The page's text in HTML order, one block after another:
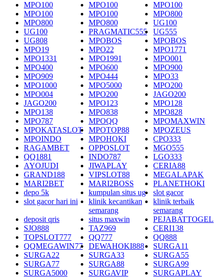
MPO100 MPO100
MPO100
MPO100
MPO100
MPO800
MPO800
MPO800
UG100
UG100
PRAGMATIC555
UG555
UG808
MPOBOS
MPOBOS
MPO19
MPO22
MPO1771
MPO1331
MPO1991
MPO001
MPO400
MPO600
MPO900
MPO909
MPO444
MPO33
MPO1000
MPO5000
MPO200
MPO004
MPO200
JAGO200
JAGO200
MPO123
MPO128
MPO138
MPO838
MPO828
MPO787
MPOQQ
MPOMAXWIN
MPOKATASLOT
MPOTOP88
MPOZEUS
MPOINDO
MPOHOKI
CPO333
RAGAMBET
OPPOSLOT
MGO555
QQ1881
INDO787
LGO333
AYOJUDI
JIWAPLAY
CERIA88
GRAND188
VIPSLOT88
MEGALAPAK
MARI2BET
MARI2BOSS
PLANETHOKI
depo 5k
kumpulan situs ug
slot gacor
slot gacor hari ini
klinik kecantikan
semarang
klinik terbaik
semarang
deposit qris
situs maxwin
PEJABATTOGEL
SJO888
TAZ969
CERI138
TOPSLOT777
QQ777
QQ888
QQMEGAWIN77
DEWAHOKI888
SURGA11
SURGA22
SURGA33
SURGA55
SURGA77
SURGA88
SURGA99
SURGA5000
SURGAVIP
SURGAPLAY